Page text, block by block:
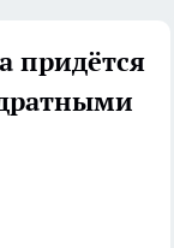
придётся